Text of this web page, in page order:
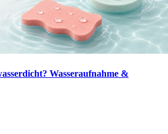
Wasseraufnahme &